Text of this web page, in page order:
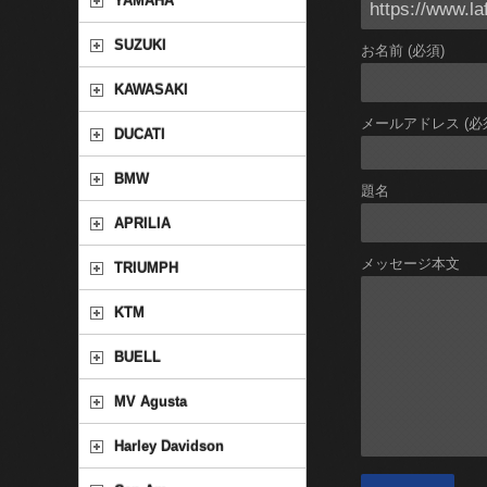
お名前 (必須)
メールアドレス (必
題名
メッセージ本文
SUZUKI
KAWASAKI
DUCATI
BMW
APRILIA
TRIUMPH
KTM
BUELL
MV Agusta
Harley Davidson